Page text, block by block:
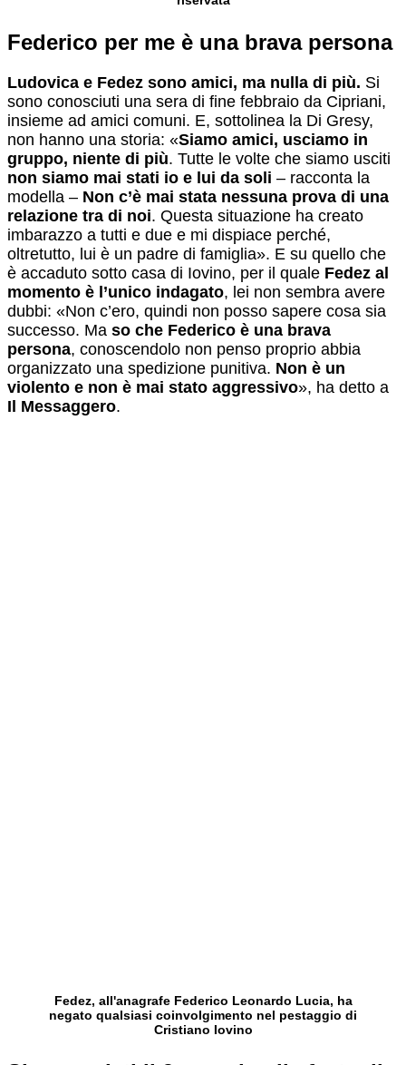
Federico per me è una brava persona
Ludovica e Fedez sono amici, ma nulla di più. Si
sono conosciuti una sera di fine febbraio da Cipriani,
insieme ad amici comuni. E, sottolinea la Di Gresy,
non hanno una storia: «Siamo amici, usciamo in
gruppo, niente di più. Tutte le volte che siamo usciti
non siamo mai stati io e lui da soli – racconta la
modella – Non c’è mai stata nessuna prova di una
relazione tra di noi. Questa situazione ha creato
imbarazzo a tutti e due e mi dispiace perché,
oltretutto, lui è un padre di famiglia». E su quello che
è accaduto sotto casa di Iovino, per il quale Fedez al
momento è l’unico indagato, lei non sembra avere
dubbi: «Non c’ero, quindi non posso sapere cosa sia
successo. Ma so che Federico è una brava
persona, conoscendolo non penso proprio abbia
organizzato una spedizione punitiva. Non è un
violento e non è mai stato aggressivo», ha detto a
Il Messaggero.
Fedez, all'anagrafe Federico Leonardo Lucia, ha
negato qualsiasi coinvolgimento nel pestaggio di
Cristiano Iovino